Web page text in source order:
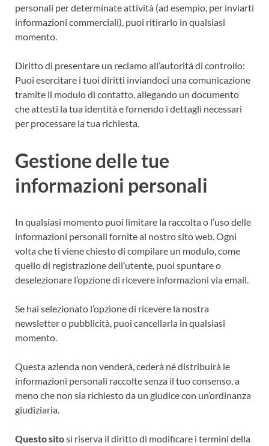
personali per determinate attività (ad esempio, per inviarti
informazioni commerciali), puoi ritirarlo in qualsiasi
momento.
Diritto di presentare un reclamo all’autorità di controllo:
Puoi esercitare i tuoi diritti inviandoci una comunicazione
tramite il modulo di contatto, allegando un documento
che attesti la tua identità e fornendo i dettagli necessari
per processare la tua richiesta.
Gestione delle tue
informazioni personali
In qualsiasi momento puoi limitare la raccolta o l’uso delle
informazioni personali fornite al nostro sito web. Ogni
volta che ti viene chiesto di compilare un modulo, come
quello di registrazione dell’utente, puoi spuntare o
deselezionare l’opzione di ricevere informazioni via email.
Se hai selezionato l’opzione di ricevere la nostra
newsletter o pubblicità, puoi cancellarla in qualsiasi
momento.
Questa azienda non venderà, cederà né distribuirà le
informazioni personali raccolte senza il tuo consenso, a
meno che non sia richiesto da un giudice con un’ordinanza
giudiziaria.
Questo sitosi riserva il diritto di modificare i termini della